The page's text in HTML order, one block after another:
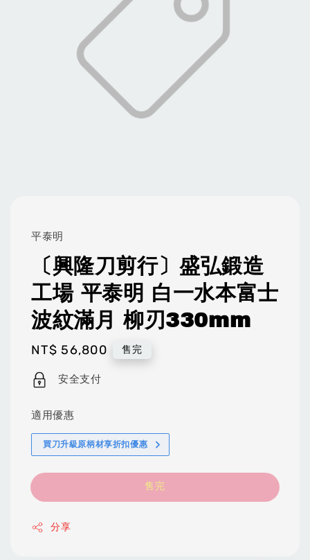
平泰明
〔興隆刀剪行〕盛弘鍛造
工場 平泰明 白一水本富士
波紋滿月 柳刃330mm
Regular
price
NT$ 56,800 售完
安全支付
適用優惠
買刀升級原柄材享折扣優惠
售完
分享